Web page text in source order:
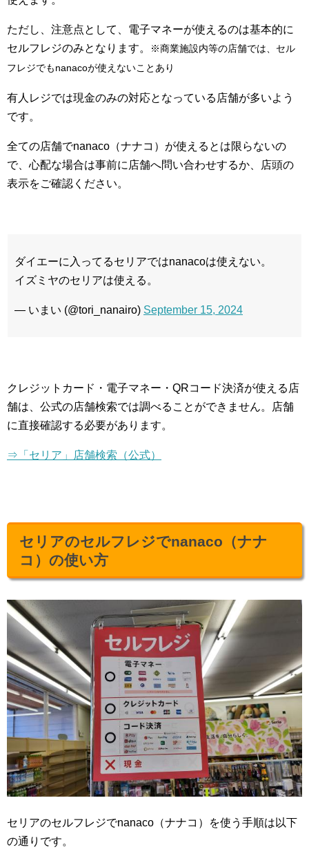
ただし、注意点として、電子マネーが使えるのは基本的に
セルフレジのみとなります。
※商業施設内等の店舗では、セル
フレジでもnanacoが使えないことあり
有人レジでは現金のみの対応となっている店舗が多いよう
です。
全ての店舗でnanaco（ナナコ）が使えるとは限らないの
で、心配な場合は事前に店舗へ問い合わせするか、店頭の
表示をご確認ください。
ダイエーに入ってるセリアではnanacoは使えない。
イズミヤのセリアは使える。
— いまい (@tori_nanairo) September 15, 2024
クレジットカード・電子マネー・QRコード決済が使える店
舗は、公式の店舗検索では調べることができません。店舗
に直接確認する必要があります。
⇒「セリア」店舗検索（公式）
セリアのセルフレジでnanaco（ナナ
コ）の使い方
セリアのセルフレジでnanaco（ナナコ）を使う手順は以下
の通りです。